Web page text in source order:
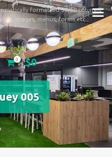
formatted 50/50 columns
icons, images, menus, forms etc..
tu confort
0 $0
005